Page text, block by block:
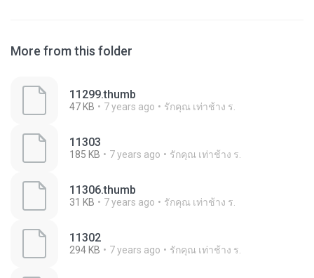
More from this folder
11299.thumb
47 KB 7 years ago รักคุณ เท่าช้าง ร.
11303
185 KB 7 years ago รักคุณ เท่าช้าง ร.
11306.thumb
31 KB 7 years ago รักคุณ เท่าช้าง ร.
11302
294 KB 7 years ago รักคุณ เท่าช้าง ร.